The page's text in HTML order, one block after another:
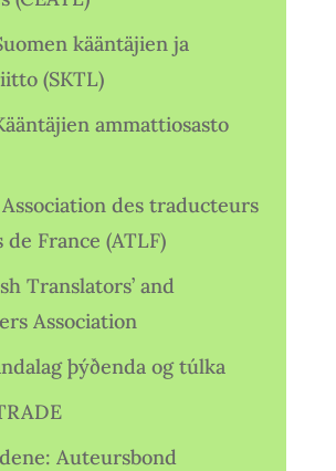
kääntäjien ja
(SKTL)
ammattiosasto
des traducteurs
France (ATLF)
Translators’ and
Association
þýðenda og túlka
Auteursbond